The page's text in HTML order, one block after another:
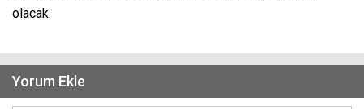
olacak.
Yorum Ekle